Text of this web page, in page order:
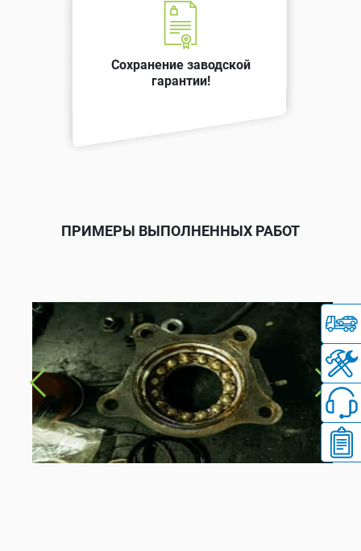
Сохранение заводской
гарантии!
ПРИМЕРЫ ВЫПОЛНЕННЫХ РАБОТ